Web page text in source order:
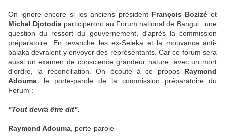
On ignore encore si les anciens président François Bozizé et
Michel Djotodia participeront au Forum national de Bangui ; une
question du ressort du gouvernement, d'après la commission
préparatoire. En revanche les ex-Seleka et la mouvance anti-
balaka devraient y envoyer des représentants. Car ce forum sera
aussi un examen de conscience grandeur nature, avec un mort
d'ordre, la réconciliation. On écoute à ce propos Raymond
Adouma , le porte-parole de la commission préparatoire du
Forum :
"Tout devra être dit".
Raymond Adouma , porte-parole